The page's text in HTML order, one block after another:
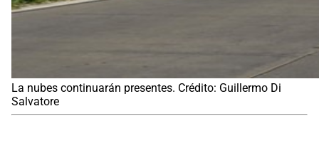
La nubes continuarán presentes. Crédito: Guillermo Di
Salvatore